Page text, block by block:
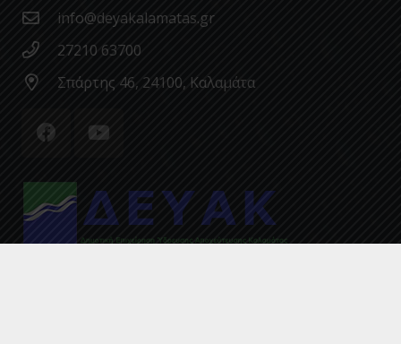
info@deyakalamatas.gr
27210 63700
Σπάρτης 46, 24100, Καλαμάτα